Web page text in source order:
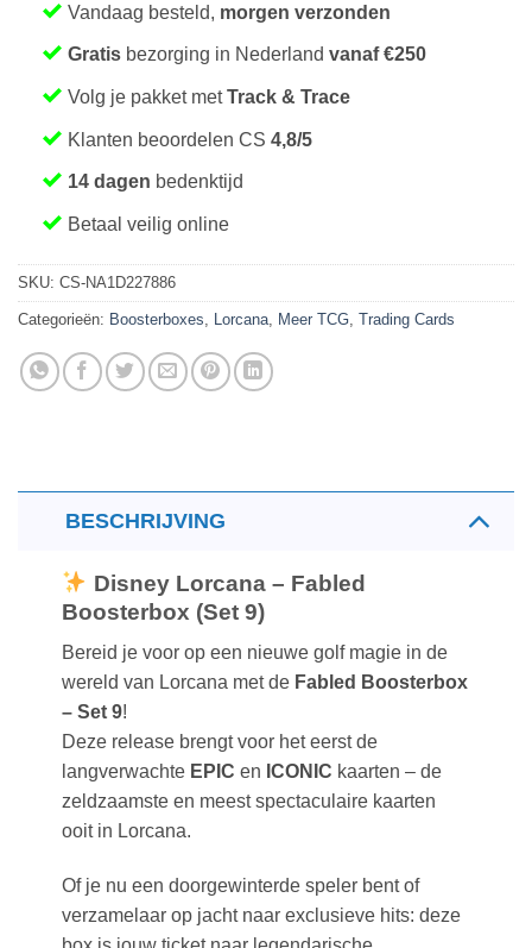
Vandaag besteld, morgen verzonden
Gratisbezorging in Nederland vanaf €250
Volg je pakket metTrack & Trace
Klanten beoordelen CS 4,8/5
14 dagen bedenktijd
Betaal veilig online
SKU: CS-NA1D227886
Categorieën: Boosterboxes Lorcana Meer TCG Trading Cards
BESCHRIJVING
Disney Lorcana – Fabled
Boosterbox (Set 9)
Bereid je voor op een nieuwe golf magie in de
wereld van Lorcana met de Fabled Boosterbox
– Set 9!
Deze release brengt voor het eerst de
langverwachte EPIC en ICONIC kaarten – de
zeldzaamste en meest spectaculaire kaarten
ooit in Lorcana.
Of je nu een doorgewinterde speler bent of
verzamelaar op jacht naar exclusieve hits: deze